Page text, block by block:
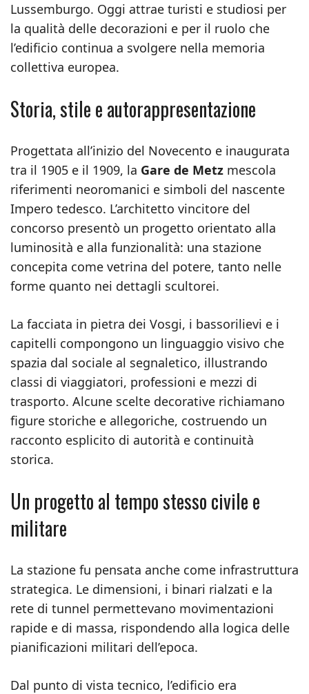
Lussemburgo. Oggi attrae turisti e studiosi per
la qualità delle decorazioni e per il ruolo che
l’edificio continua a svolgere nella memoria
collettiva europea.
Storia, stile e autorappresentazione
Progettata all’inizio del Novecento e inaugurata
tra il 1905 e il 1909, la Gare de Metz mescola
riferimenti neoromanici e simboli del nascente
Impero tedesco. L’architetto vincitore del
concorso presentò un progetto orientato alla
luminosità e alla funzionalità: una stazione
concepita come vetrina del potere, tanto nelle
forme quanto nei dettagli scultorei.
La facciata in pietra dei Vosgi, i bassorilievi e i
capitelli compongono un linguaggio visivo che
spazia dal sociale al segnaletico, illustrando
classi di viaggiatori, professioni e mezzi di
trasporto. Alcune scelte decorative richiamano
figure storiche e allegoriche, costruendo un
racconto esplicito di autorità e continuità
storica.
Un progetto al tempo stesso civile e
militare
La stazione fu pensata anche come infrastruttura
strategica. Le dimensioni, i binari rialzati e la
rete di tunnel permettevano movimentazioni
rapide e di massa, rispondendo alla logica delle
pianificazioni militari dell’epoca.
Dal punto di vista tecnico, l’edificio era